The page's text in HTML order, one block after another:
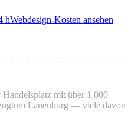
hWebdesign-Kosten ansehen
mit über 1.000
Lauenburg — viele davon